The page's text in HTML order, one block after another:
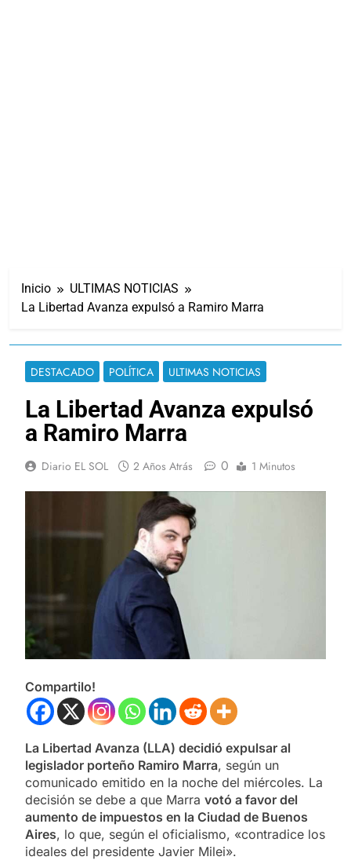
Inicio
ULTIMAS NOTICIAS
La Libertad Avanza expulsó a Ramiro Marra
DESTACADO POLÍTICA ULTIMAS NOTICIAS
La Libertad Avanza expulsó
a Ramiro Marra
Diario EL SOL 2 Años Atrás 0 1 Minutos
Compartilo!
La Libertad Avanza (LLA) decidió expulsar al
legislador porteño Ramiro Marra, según un
comunicado emitido en la noche del miércoles. La
decisión se debe a que Marra votó a favor del
aumento de impuestos en la Ciudad de Buenos
Aires, lo que, según el oficialismo, «contradice los
ideales del presidente Javier Milei».